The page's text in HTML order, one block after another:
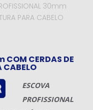
30mm
PARA CABELO
COM CERDAS DE
CABELO
ESCOVA
PROFISSIONAL